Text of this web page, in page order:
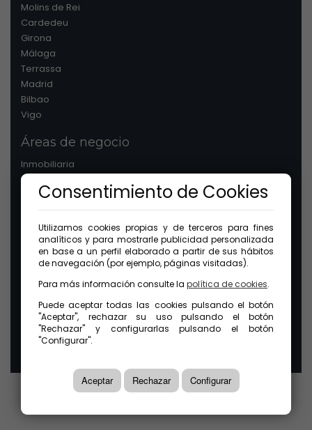
Molins de Rei
Cardedeu
Girona
Málaga
Terrassa
Madrid
Bilbao
Vigo
Áreas de negocio
Inmobiliaria
Patrimonios
Comunidades
Legal
Aviso legal
Protección de datos
Canal ético
© 2026 GuinotPrunera Todos los derechos reservados |
Creado con Mobilia
Consentimiento de Cookies
Utilizamos cookies propias y de terceros para fines
analíticos y para mostrarle publicidad personalizada
en base a un perfil elaborado a partir de sus hábitos
de navegación (por ejemplo, páginas visitadas).
Para más información consulte la política de cookies.
Puede aceptar todas las cookies pulsando el botón
"Aceptar", rechazar su uso pulsando el botón
"Rechazar" y configurarlas pulsando el botón
"Configurar".
Aceptar Rechazar Configurar